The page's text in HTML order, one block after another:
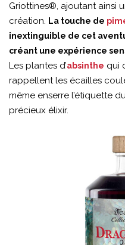
Griottines®, ajoutant ainsi
création. La touche de
inextinguible de cet
créant une expérience
Les plantes d’absinthe qui
rappellent les écailles
même enserre l’étiquette
précieux élixir.